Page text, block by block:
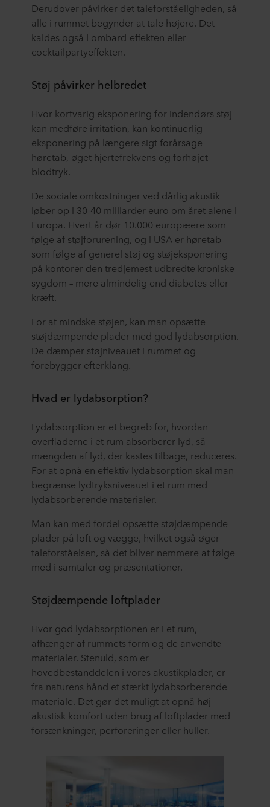
Derudover påvirker det taleforståeligheden, så
alle i rummet begynder at tale højere. Det
kaldes også Lombard-effekten eller
cocktailpartyeffekten.
Støj påvirker helbredet
Hvor kortvarig eksponering for indendørs støj
kan medføre irritation, kan kontinuerlig
eksponering på længere sigt forårsage
høretab, øget hjertefrekvens og forhøjet
blodtryk.
De sociale omkostninger ved dårlig akustik
løber op i 30-40 milliarder euro om året alene i
Europa. Hvert år dør 10.000 europæere som
følge af støjforurening, og i USA er høretab
som følge af generel støj og støjeksponering
på kontorer den tredjemest udbredte kroniske
sygdom – mere almindelig end diabetes eller
kræft.
For at mindske støjen, kan man opsætte
støjdæmpende plader med god lydabsorption.
De dæmper støjniveauet i rummet og
forebygger efterklang.
Hvad er lydabsorption?
Lydabsorption er et begreb for, hvordan
overfladerne i et rum absorberer lyd, så
mængden af lyd, der kastes tilbage, reduceres.
For at opnå en effektiv lydabsorption skal man
begrænse lydtryksniveauet i et rum med
lydabsorberende materialer.
Man kan med fordel opsætte støjdæmpende
plader på loft og vægge, hvilket også øger
taleforståelsen, så det bliver nemmere at følge
med i samtaler og præsentationer.
Støjdæmpende loftplader
Hvor god lydabsorptionen er i et rum,
afhænger af rummets form og de anvendte
materialer. Stenuld, som er
hovedbestanddelen i vores akustikplader, er
fra naturens hånd et stærkt lydabsorberende
materiale. Det gør det muligt at opnå høj
akustisk komfort uden brug af loftplader med
forsænkninger, perforeringer eller huller.